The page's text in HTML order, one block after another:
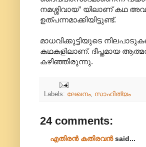
നമശ്ശിവായ” യിലാണ് കഥ
ഉത്പന്നമാക്കിയിട്ടുണ്ട്.
മാധവിക്കുട്ടിയുടെ
കഥകളിലാണ്. ദീപ്തമായ
കഴിഞ്ഞിരുന്നു.
Labels: ലേഖനം, സാഹിത്യം
24 comments:
എതിരന്‍ കതിരവന്‍said...